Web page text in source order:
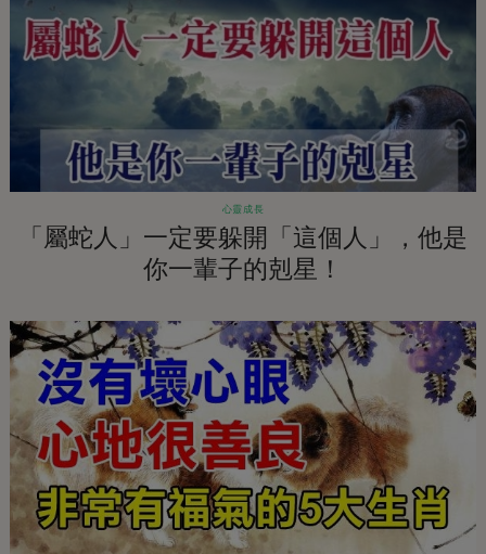
心靈成長
「屬蛇人」一定要躲開「這個人」，他是
你一輩子的剋星！